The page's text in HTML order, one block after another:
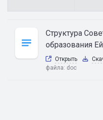
Структура
образования
Открыть
файла: doc